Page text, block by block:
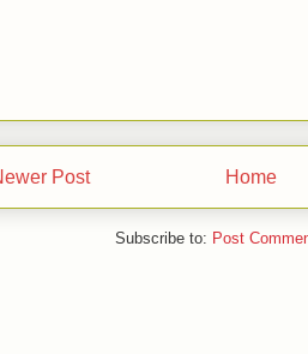
Post Home
Subscribe to: Post